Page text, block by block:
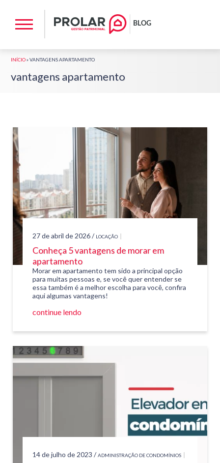
INÍCIO»VANTAGENS APARTAMENTO
vantagens apartamento
27 de abril de 2026 / LOCAÇÃO
Conheça 5 vantagens de morar em
apartamento
Morar em apartamento tem sido a principal opção
para muitas pessoas e, se você quer entender se
essa também é a melhor escolha para você, confira
aqui algumas vantagens!
continue lendo
14 de julho de 2023 / ADMINISTRAÇÃO DE CONDOMÍNIOS